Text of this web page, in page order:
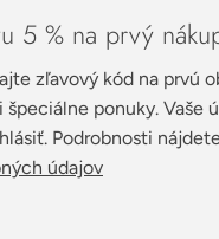
5 % na prvý
zľavový kód na prvú
ponuky. Vaše
Podrobnosti
údajov